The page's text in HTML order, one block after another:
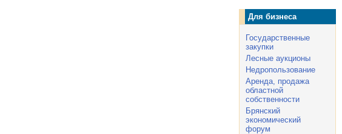
Для бизнеса
Государственные
закупки
Лесные аукционы
Недропользование
Аренда, продажа
областной
собственности
Брянский
экономический
форум